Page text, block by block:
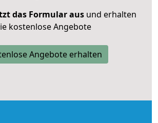
das Formular ausund erhalten
kostenlose Angebote
Angebote erhalten